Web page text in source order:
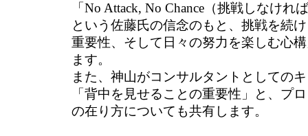
「No Attack, No Chance（挑戦しなけれ
という佐藤氏の信念のもと、挑戦を続
重要性、そして日々の努力を楽しむ心
ます。
また、神山がコンサルタントとしての
「背中を見せることの重要性」と、プ
の在り方についても共有します。